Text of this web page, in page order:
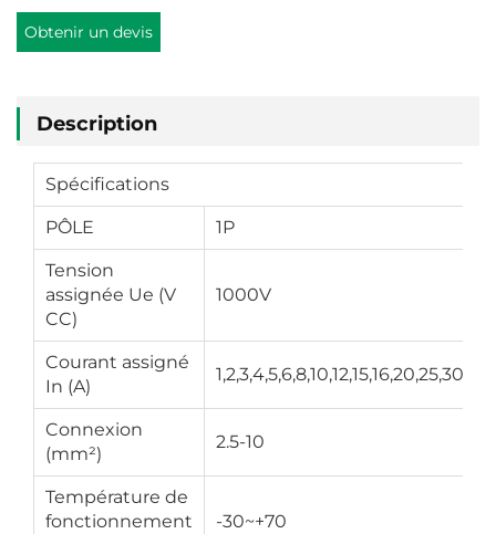
Obtenir un devis
Description
Spécifications
PÔLE 1P
Tension
assignée Ue (V
CC)
1000V
Courant assigné
In (A)
1,2,3,4,5,6,8,10,12,15,16,20,25,30,32
Connexion
(mm²)
2.5-10
Température de
fonctionnement
-30~+70